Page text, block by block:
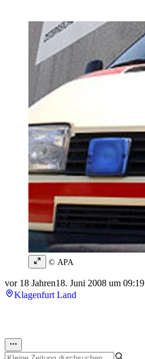
© APA
vor 18 Jahren18. Juni 2008 um 09:19
Klagenfurt Land